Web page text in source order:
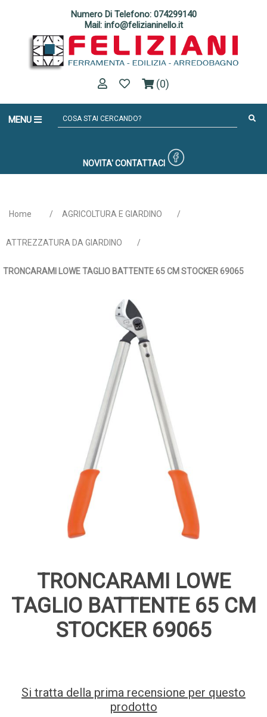
Numero Di Telefono: 074299140
Mail: info@felizianinello.it
(0)
MENU
NOVITA' CONTATTACI
Home / AGRICOLTURA E GIARDINO /
ATTREZZATURA DA GIARDINO /
TRONCARAMI LOWE TAGLIO BATTENTE 65 CM STOCKER 69065
TRONCARAMI LOWE
TAGLIO BATTENTE 65 CM
STOCKER 69065
Si tratta della prima recensione per questo
prodotto